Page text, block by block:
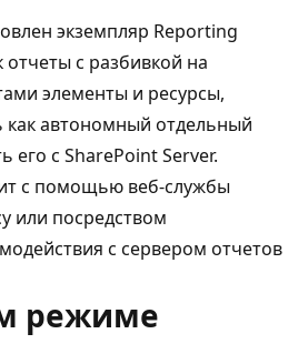
экземпляр Reporting
отчеты с разбивкой на
элементы и ресурсы,
как автономный отдельный
с SharePoint Server.
с помощью веб-службы
или посредством
с сервером отчетов
режиме